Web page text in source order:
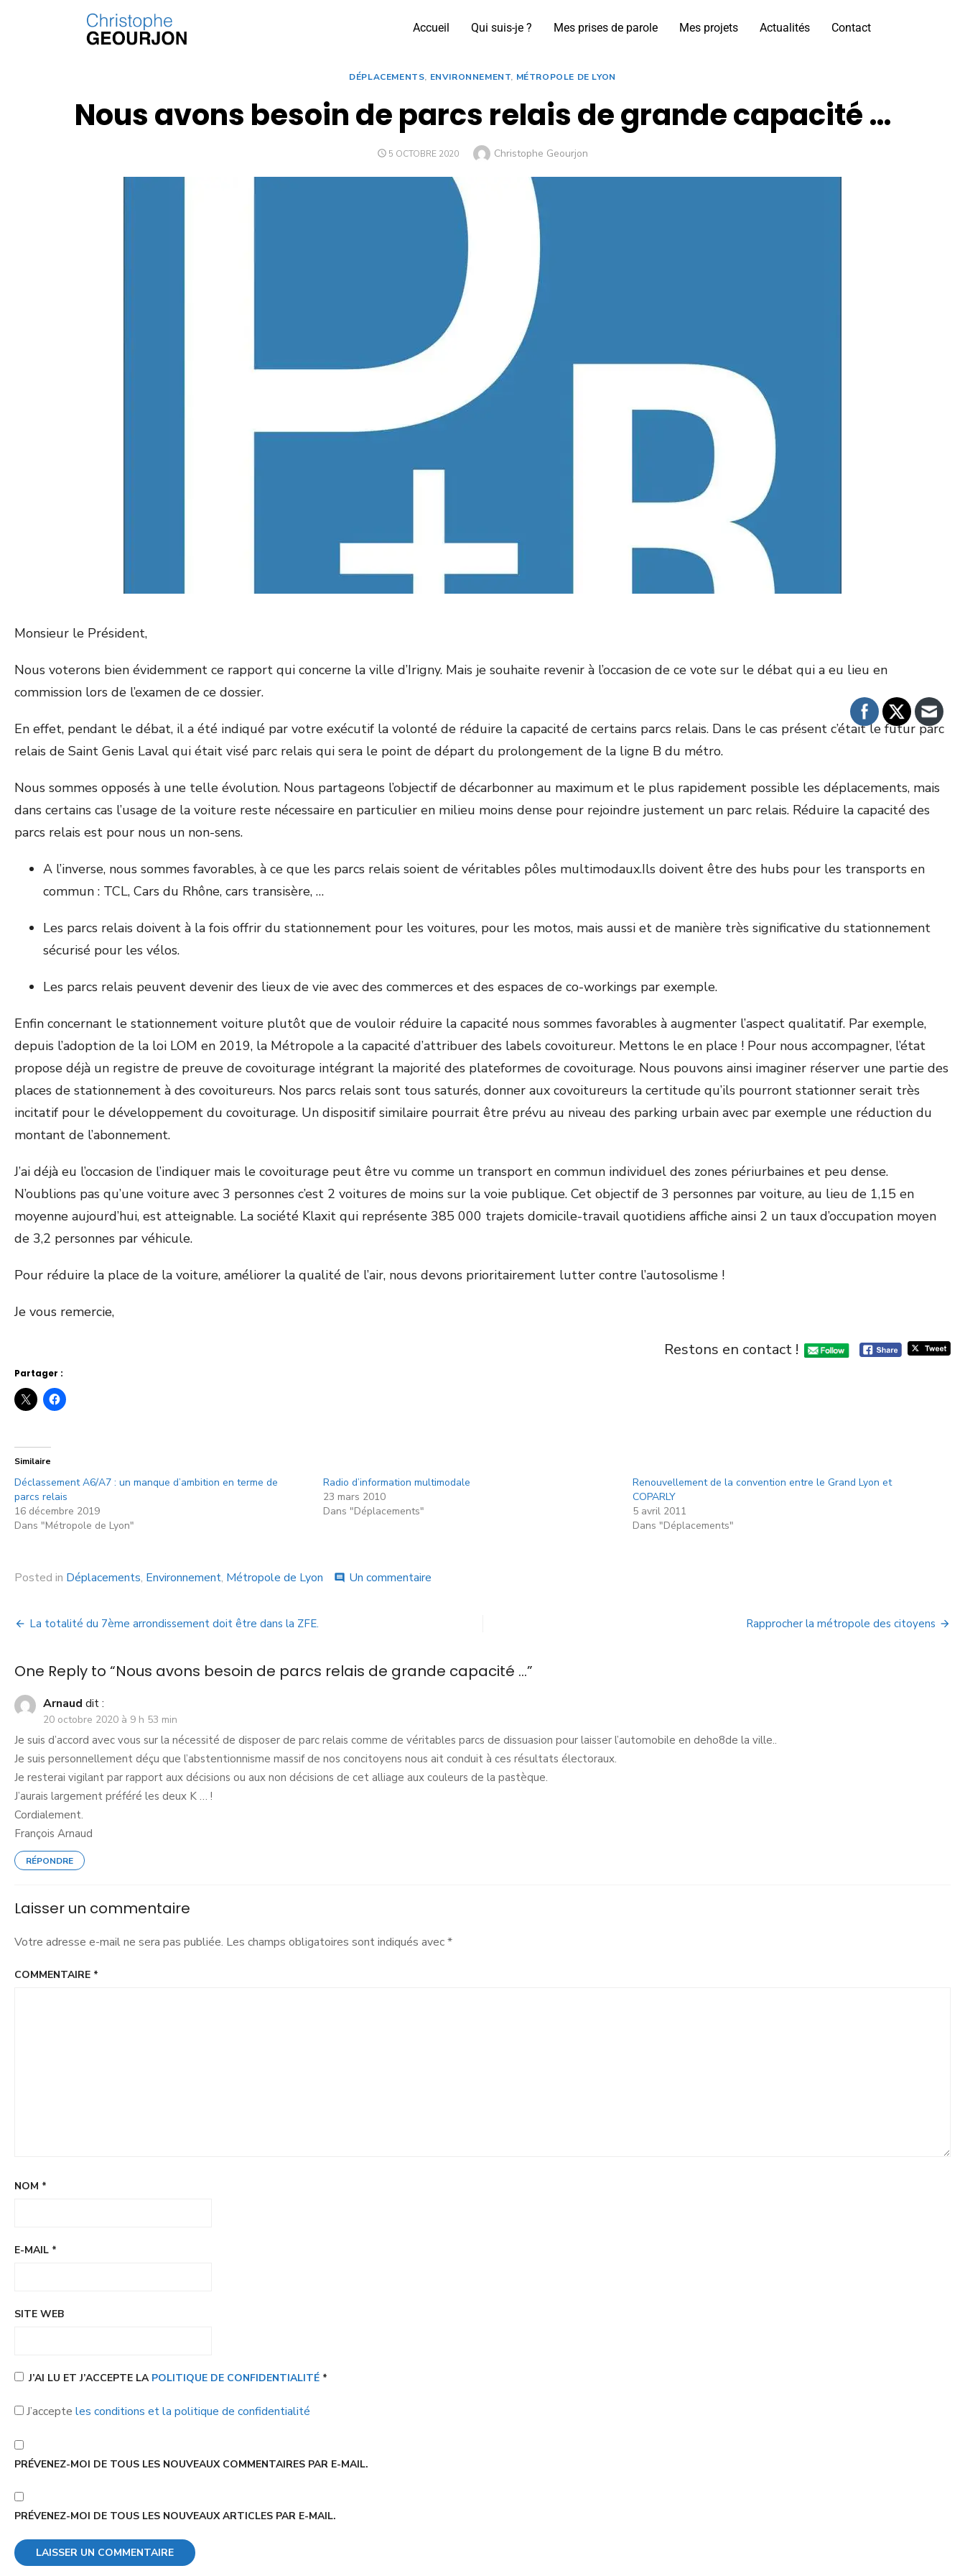
Accueil Qui suis-je ? Mes prises de parole Mes projets Actualités Contact
DÉPLACEMENTS, ENVIRONNEMENT, MÉTROPOLE DE LYON
Nous avons besoin de parcs relais de grande capacité …
5 OCTOBRE 2020 Christophe Geourjon
Monsieur le Président,
Nous voterons bien évidemment ce rapport qui concerne la ville d’Irigny. Mais je souhaite revenir à l’occasion de ce vote sur le débat qui a eu lieu en
commission lors de l’examen de ce dossier.
En effet, pendant le débat, il a été indiqué par votre exécutif la volonté de réduire la capacité de certains parcs relais. Dans le cas présent c’était le futur parc
relais de Saint Genis Laval qui était visé parc relais qui sera le point de départ du prolongement de la ligne B du métro.
Nous sommes opposés à une telle évolution. Nous partageons l’objectif de décarbonner au maximum et le plus rapidement possible les déplacements, mais
dans certains cas l’usage de la voiture reste nécessaire en particulier en milieu moins dense pour rejoindre justement un parc relais. Réduire la capacité des
parcs relais est pour nous un non-sens.
A l’inverse, nous sommes favorables, à ce que les parcs relais soient de véritables pôles multimodaux.Ils doivent être des hubs pour les transports en
commun : TCL, Cars du Rhône, cars transisère, …
Les parcs relais doivent à la fois offrir du stationnement pour les voitures, pour les motos, mais aussi et de manière très significative du stationnement
sécurisé pour les vélos.
Les parcs relais peuvent devenir des lieux de vie avec des commerces et des espaces de co-workings par exemple.
Enfin concernant le stationnement voiture plutôt que de vouloir réduire la capacité nous sommes favorables à augmenter l’aspect qualitatif. Par exemple,
depuis l’adoption de la loi LOM en 2019, la Métropole a la capacité d’attribuer des labels covoitureur. Mettons le en place ! Pour nous accompagner, l’état
propose déjà un registre de preuve de covoiturage intégrant la majorité des plateformes de covoiturage. Nous pouvons ainsi imaginer réserver une partie des
places de stationnement à des covoitureurs. Nos parcs relais sont tous saturés, donner aux covoitureurs la certitude qu’ils pourront stationner serait très
incitatif pour le développement du covoiturage. Un dispositif similaire pourrait être prévu au niveau des parking urbain avec par exemple une réduction du
montant de l’abonnement.
J’ai déjà eu l’occasion de l’indiquer mais le covoiturage peut être vu comme un transport en commun individuel des zones périurbaines et peu dense.
N’oublions pas qu’une voiture avec 3 personnes c’est 2 voitures de moins sur la voie publique. Cet objectif de 3 personnes par voiture, au lieu de 1,15 en
moyenne aujourd’hui, est atteignable. La société Klaxit qui représente 385 000 trajets domicile-travail quotidiens affiche ainsi 2 un taux d’occupation moyen
de 3,2 personnes par véhicule.
Pour réduire la place de la voiture, améliorer la qualité de l’air, nous devons prioritairement lutter contre l’autosolisme !
Je vous remercie,
Restons en contact !
Partager :
Similaire
Déclassement A6/A7 : un manque d’ambition en terme de
parcs relais
16 décembre 2019
Dans "Métropole de Lyon"
Radio d’information multimodale
23 mars 2010
Dans "Déplacements"
Renouvellement de la convention entre le Grand Lyon et
COPARLY
5 avril 2011
Dans "Déplacements"
Posted in Déplacements, Environnement, Métropole de Lyon comment Un commentaire
La totalité du 7ème arrondissement doit être dans la ZFE. Rapprocher la métropole des citoyens
One Reply to “Nous avons besoin de parcs relais de grande capacité …”
Arnaud dit :
20 octobre 2020 à 9 h 53 min
Je suis d’accord avec vous sur la nécessité de disposer de parc relais comme de véritables parcs de dissuasion pour laisser l’automobile en deho8de la ville..
Je suis personnellement déçu que l’abstentionnisme massif de nos concitoyens nous ait conduit à ces résultats électoraux.
Je resterai vigilant par rapport aux décisions ou aux non décisions de cet alliage aux couleurs de la pastèque.
J’aurais largement préféré les deux K … !
Cordialement.
François Arnaud
RÉPONDRE
Laisser un commentaire
Votre adresse e-mail ne sera pas publiée. Les champs obligatoires sont indiqués avec*
COMMENTAIRE *
NOM *
E-MAIL *
SITE WEB
J’AI LU ET J’ACCEPTE LA POLITIQUE DE CONFIDENTIALITÉ *
J’accepte les conditions et la politique de confidentialité
PRÉVENEZ-MOI DE TOUS LES NOUVEAUX COMMENTAIRES PAR E-MAIL.
PRÉVENEZ-MOI DE TOUS LES NOUVEAUX ARTICLES PAR E-MAIL.